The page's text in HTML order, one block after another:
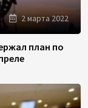
2 марта 2022
план по